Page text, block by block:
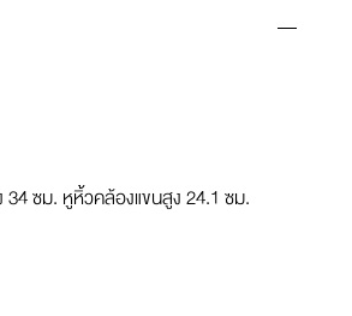
34 ซม. หูหิ้วคล้องแขนสูง 24.1 ซม.